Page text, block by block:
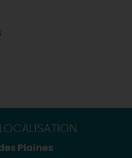
Plaines